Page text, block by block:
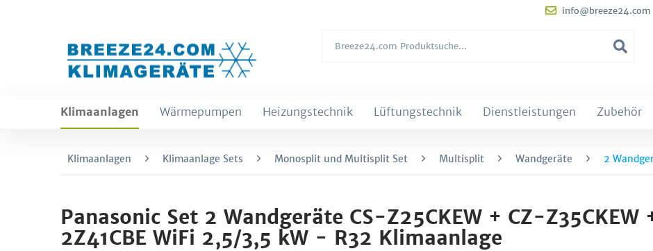
info@breeze24.com
Klimaanlagen Wärmepumpen Heizungstechnik Lüftungstechnik Dienstleistungen Zubehör
Klimaanlagen Klimaanlage Sets Monosplit und Multisplit Set Multisplit Wandgeräte 2
Panasonic Set 2 Wandgeräte CS-Z25CKEW + CZ-Z35CKEW
2Z41CBE WiFi 2,5/3,5 kW - R32 Klimaanlage